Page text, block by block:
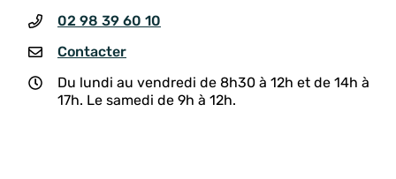
02 98 39 60 10
Contacter
Du lundi au vendredi de 8h30 à 12h et de 14h à
17h. Le samedi de 9h à 12h.